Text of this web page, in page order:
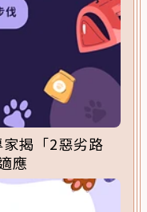
揭「2惡劣路
應